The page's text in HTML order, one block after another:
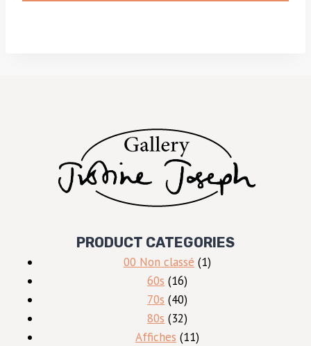
PRODUCT CATEGORIES
00 Non classé 11
60s 1616
produits
70s 4040
produits
80s 3232
produits
Affiches 1111